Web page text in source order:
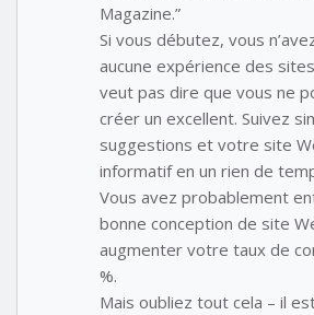
Magazine.”
Si vous débutez, vous
aucune expérience des
veut pas dire que vous ne
créer un excellent. Suivez
suggestions et votre site
informatif en un rien de
Vous avez probablement
bonne conception de site
augmenter votre taux de
%.
Mais oubliez tout cela – il